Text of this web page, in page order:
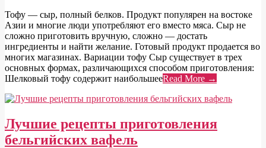
Тофу — сыр, полный белков. Продукт популярен на востоке
Азии и многие люди употребляют его вместо мяса. Сыр не
сложно приготовить вручную, сложно — достать
ингредиенты и найти желание. Готовый продукт продается во
многих магазинах. Вариации тофу Сыр существует в трех
основных формах, различающихся способом приготовления:
Шелковый тофу содержит наибольшееRead More →
Лучшие рецепты приготовления
бельгийских вафель